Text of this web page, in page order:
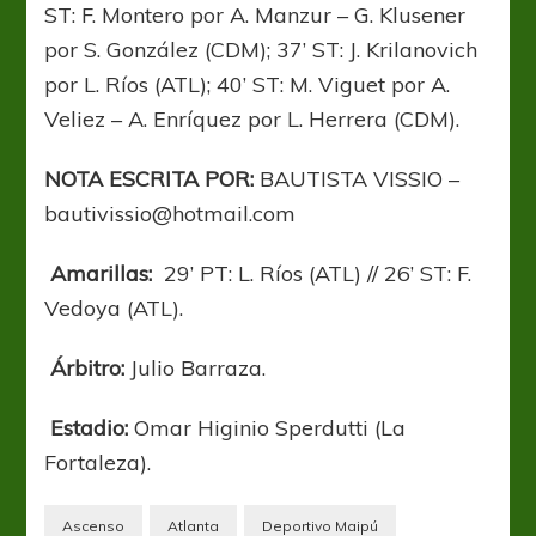
ST: F. Montero por A. Manzur – G. Klusener
por S. González (CDM); 37’ ST: J. Krilanovich
por L. Ríos (ATL); 40’ ST: M. Viguet por A.
Veliez – A. Enríquez por L. Herrera (CDM).
NOTA ESCRITA POR: BAUTISTA VISSIO –
bautivissio@hotmail.com
Amarillas:29’ PT: L. Ríos (ATL) // 26’ ST: F.
Vedoya (ATL).
Árbitro: Julio Barraza.
Estadio:Omar Higinio Sperdutti (La
Fortaleza).
Ascenso Atlanta Deportivo Maipú